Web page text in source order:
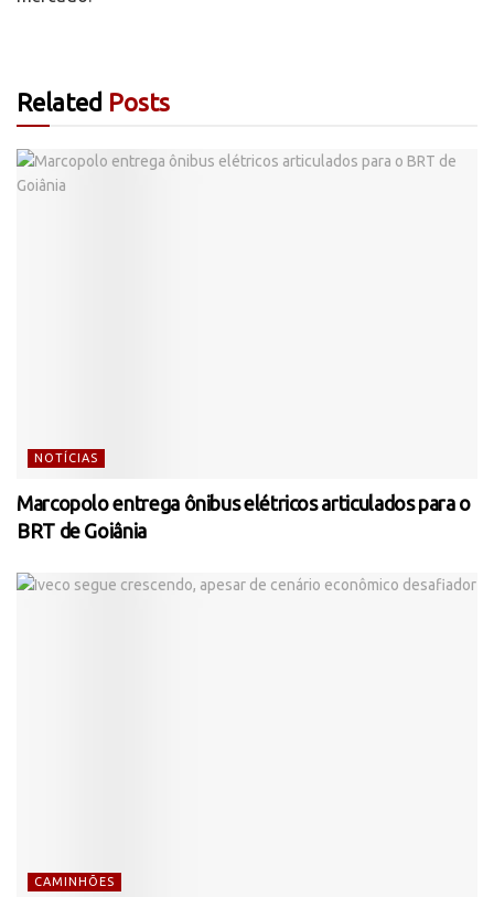
Related Posts
NOTÍCIAS
Marcopolo entrega ônibus elétricos articulados para o
BRT de Goiânia
CAMINHÕES